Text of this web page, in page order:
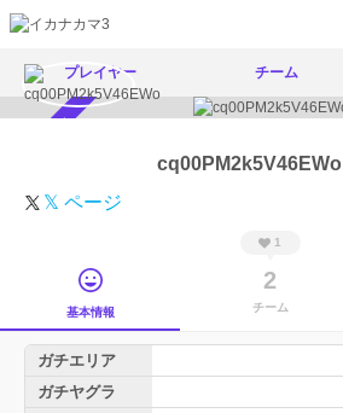
プレイヤー チーム
cq00PM2k5V46EWo
𝕏 ページ
基本情報
1
2
チーム
ガチエリア
ガチヤグラ